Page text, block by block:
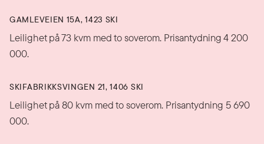
GAMLEVEIEN 15A, 1423 SKI
Leilighet på 73 kvm med to soverom. Prisantydning 4 200
000.
SKIFABRIKKSVINGEN 21, 1406 SKI
Leilighet på 80 kvm med to soverom. Prisantydning 5 690
000.